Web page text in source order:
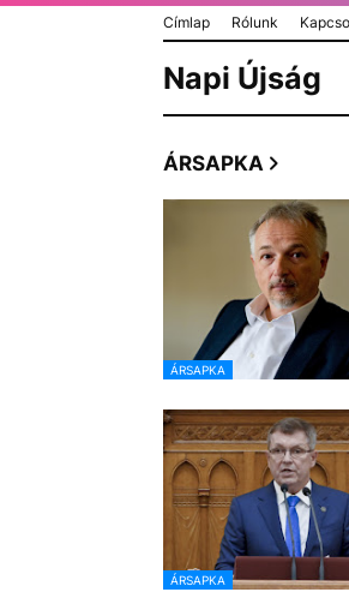
Címlap Rólunk
Napi Újság
ÁRSAPKA
ÁRSAPKA
ÁRSAPKA